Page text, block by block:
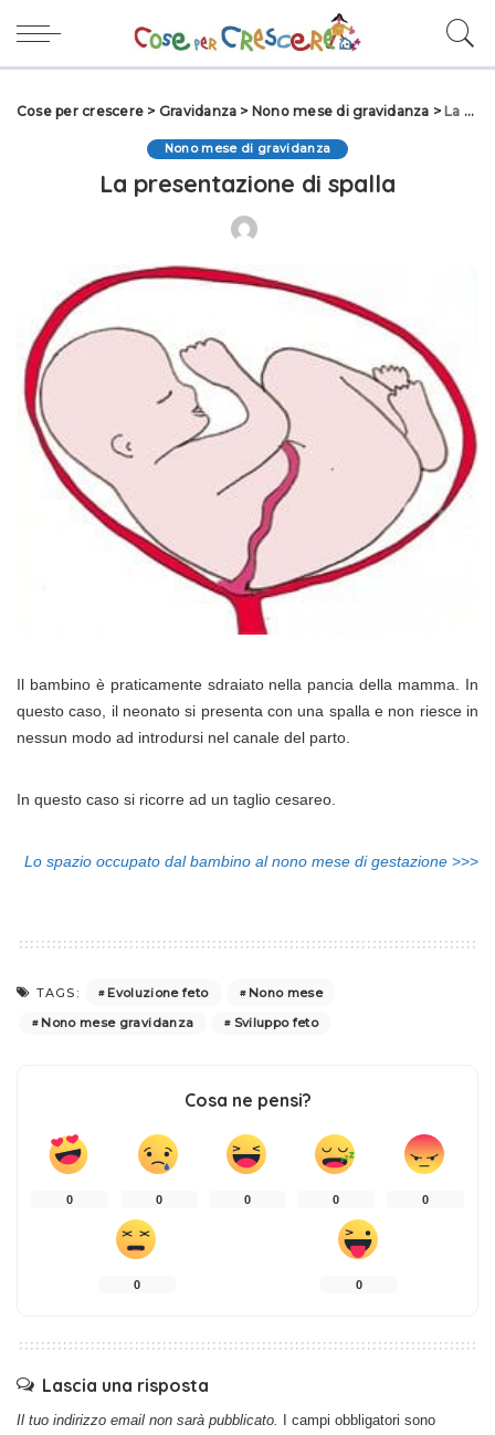
Cose per crescere > Gravidanza > Nono mese di gravidanza > La presentazione di spalla
Nono mese di gravidanza
La presentazione di spalla
Il bambino è praticamente sdraiato nella pancia della mamma. In
questo caso, il neonato si presenta con una spalla e non riesce in
nessun modo ad introdursi nel canale del parto.
In questo caso si ricorre ad un taglio cesareo.
Lo spazio occupato dal bambino al nono mese di gestazione >>>
TAGS: Evoluzione feto
Nono mese
Nono mese gravidanza
Sviluppo feto
Cosa ne pensi?
0 0 0 0 0
0 0
Lascia una risposta
Il tuo indirizzo email non sarà pubblicato.
I campi obbligatori sono